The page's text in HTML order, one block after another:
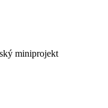
miniprojekt